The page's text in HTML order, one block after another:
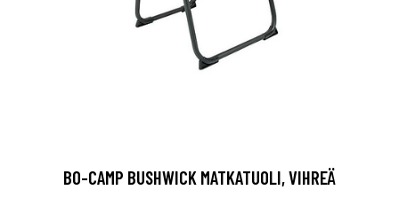
BO-CAMP BUSHWICK MATKATUOLI, VIHREÄ